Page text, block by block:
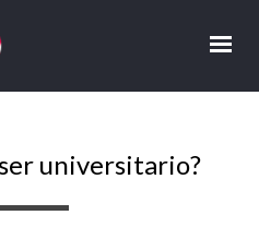
universitario?